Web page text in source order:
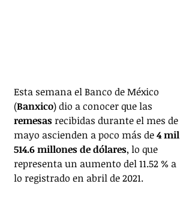
Esta semana el Banco de México
(Banxico) dio a conocer que las
remesas recibidas durante el mes de
mayo ascienden a poco más de 4 mil
514.6 millones de dólares, lo que
representa un aumento del 11.52 % a
lo registrado en abril de 2021.